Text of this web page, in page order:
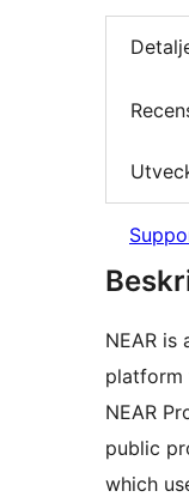
NEAR is
platform
NEAR
public
which